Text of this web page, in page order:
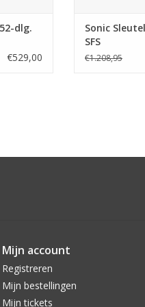
dlg.
€529,00
Sonic
SFS
€1.208,95
Mijn account
Registreren
Mijn bestellingen
Mijn tickets